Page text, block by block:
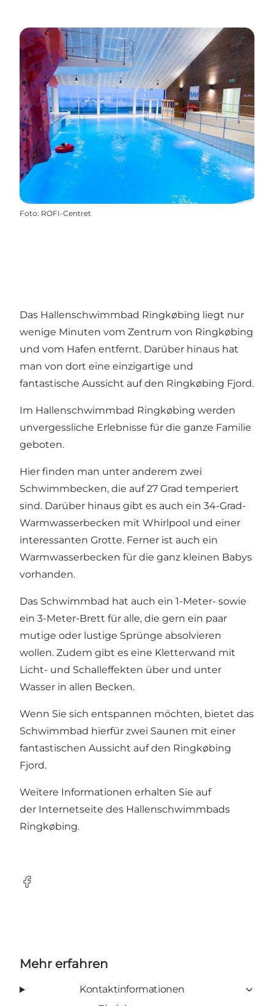
Foto: ROFI-Centret
Das Hallenschwimmbad Ringkøbing liegt nur
wenige Minuten vom Zentrum von Ringkøbing
und vom Hafen entfernt. Darüber hinaus hat
man von dort eine einzigartige und
fantastische Aussicht auf den Ringkøbing Fjord.
Im Hallenschwimmbad Ringkøbing werden
unvergessliche Erlebnisse für die ganze Familie
geboten.
Hier finden man unter anderem zwei
Schwimmbecken, die auf 27 Grad temperiert
sind. Darüber hinaus gibt es auch ein 34-Grad-
Warmwasserbecken mit Whirlpool und einer
interessanten Grotte. Ferner ist auch ein
Warmwasserbecken für die ganz kleinen Babys
vorhanden.
Das Schwimmbad hat auch ein 1-Meter- sowie
ein 3-Meter-Brett für alle, die gern ein paar
mutige oder lustige Sprünge absolvieren
wollen. Zudem gibt es eine Kletterwand mit
Licht- und Schalleffekten über und unter
Wasser in allen Becken.
Wenn Sie sich entspannen möchten, bietet das
Schwimmbad hierfür zwei Saunen mit einer
fantastischen Aussicht auf den Ringkøbing
Fjord.
Weitere Informationen erhalten Sie auf
der Internetseite des Hallenschwimmbads
Ringkøbing.
Facebook
Mehr erfahren
Kontaktinformationen